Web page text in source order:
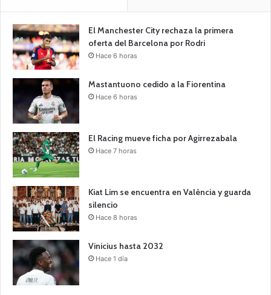
El Manchester City rechaza la primera
oferta del Barcelona por Rodri
Hace 6 horas
Mastantuono cedido a la Fiorentina
Hace 6 horas
El Racing mueve ficha por Agirrezabala
Hace 7 horas
Kiat Lim se encuentra en València y guarda
silencio
Hace 8 horas
Vinicius hasta 2032
Hace 1 día